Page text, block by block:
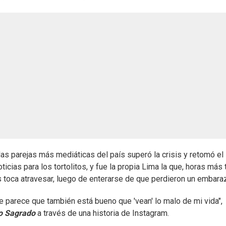
parejas más mediáticas del país superó la crisis y retomó el
para los tortolitos, y fue la propia Lima la que, horas más
atravesar, luego de enterarse de que perdieron un
que también está bueno que 'vean' lo malo de mi vida",
Sagradoa través de una historia de Instagram.